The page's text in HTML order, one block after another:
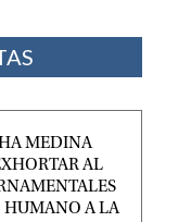
MEDINA
AL
HUMANO A LA